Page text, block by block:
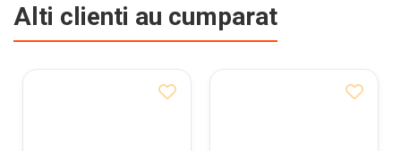
Alti clienti au cumparat